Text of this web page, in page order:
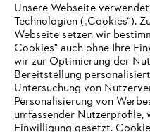
Unsere Webseite
Technologien („Cookies“).
Webseite setzen wir
Cookies" auch ohne Ihre
wir zur Optimierung der
Bereitstellung
Untersuchung von
Personalisierung von
umfassender Nutzerprofile,
Einwilligung gesetzt.